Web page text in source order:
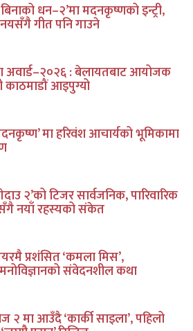
धन–२’मा मदनकृष्णको इन्ट्री,
गीत पनि गाउने
अवार्ड–२०२६ : बेलायतबाट आयोजक
काठमाडौं आइपुग्यो
मा हरिवंश आचार्यको भूमिकामा
२’को टिजर सार्वजनिक, पारिवारिक
नयाँ रहस्यको संकेत
प्रशंसित ‘कमला मिस’,
संवेदनशील कथा
२ मा आउँदै ‘कार्की साइला’, पहिलो